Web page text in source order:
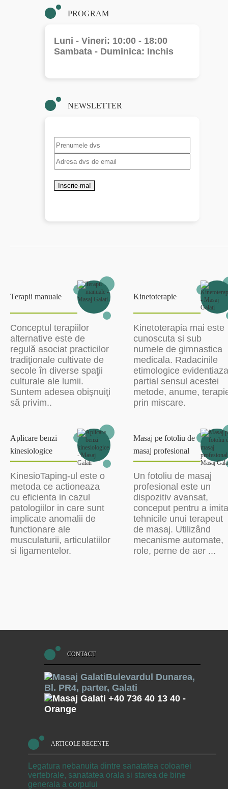
PROGRAM
Luni - Vineri: 10:00 - 18:00
Sambata - Duminica: Inchis
NEWSLETTER
Terapii manuale
Conceptul terapiilor
alternative este de
regulă asociat practicilor
tradiţionale cultivate de
secole în diverse spaţii
culturale ale lumii.
Suntem adesea obişnuiţi
să privim..
Kinetoterapie
Kinetoterapia mai este
cunoscuta si sub
numele de gimnastica
medicala. Radacinile
etimologice evidentiaza
partial sensul acestei
metode, anume,
prin miscare.
Aplicare benzi
kinesiologice
KinesioTaping-ul este o
metoda ce actioneaza
cu eficienta in cazul
patologiilor in care sunt
implicate anomalii de
functionare ale
musculaturii, articulatiilor
si ligamentelor.
Masaj pe fotoliu de
masaj profesional
Un fotoliu de masaj
profesional este un
dispozitiv avansat,
conceput pentru a imita
tehnicile unui terapeut
de masaj. Utilizând
mecanisme automate,
role, perne de aer ...
CONTACT
Bulevardul Dunarea,
Bl. PR4, parter, Galati
+40 736 40 13 40-
Orange
ARTICOLE RECENTE
Legatura nebanuita dintre sanatatea coloanei
vertebrale, sanatatea orala si starea de bine
generala a corpului